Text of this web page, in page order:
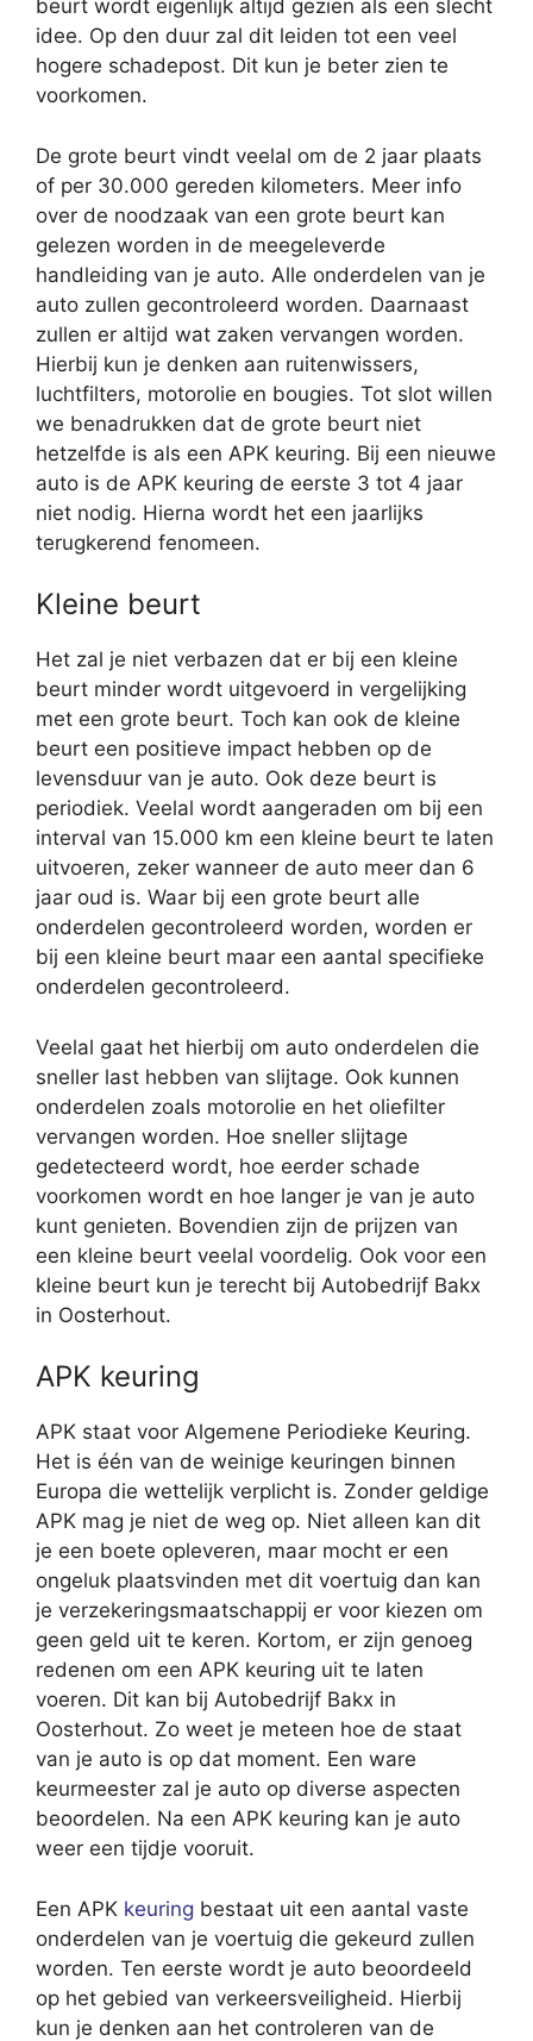
beurt wordt eigenlijk altijd gezien als een slecht
idee. Op den duur zal dit leiden tot een veel
hogere schadepost. Dit kun je beter zien te
voorkomen.
De grote beurt vindt veelal om de 2 jaar plaats
of per 30.000 gereden kilometers. Meer info
over de noodzaak van een grote beurt kan
gelezen worden in de meegeleverde
handleiding van je auto. Alle onderdelen van je
auto zullen gecontroleerd worden. Daarnaast
zullen er altijd wat zaken vervangen worden.
Hierbij kun je denken aan ruitenwissers,
luchtfilters, motorolie en bougies. Tot slot willen
we benadrukken dat de grote beurt niet
hetzelfde is als een APK keuring. Bij een nieuwe
auto is de APK keuring de eerste 3 tot 4 jaar
niet nodig. Hierna wordt het een jaarlijks
terugkerend fenomeen.
Kleine beurt
Het zal je niet verbazen dat er bij een kleine
beurt minder wordt uitgevoerd in vergelijking
met een grote beurt. Toch kan ook de kleine
beurt een positieve impact hebben op de
levensduur van je auto. Ook deze beurt is
periodiek. Veelal wordt aangeraden om bij een
interval van 15.000 km een kleine beurt te laten
uitvoeren, zeker wanneer de auto meer dan 6
jaar oud is. Waar bij een grote beurt alle
onderdelen gecontroleerd worden, worden er
bij een kleine beurt maar een aantal specifieke
onderdelen gecontroleerd.
Veelal gaat het hierbij om auto onderdelen die
sneller last hebben van slijtage. Ook kunnen
onderdelen zoals motorolie en het oliefilter
vervangen worden. Hoe sneller slijtage
gedetecteerd wordt, hoe eerder schade
voorkomen wordt en hoe langer je van je auto
kunt genieten. Bovendien zijn de prijzen van
een kleine beurt veelal voordelig. Ook voor een
kleine beurt kun je terecht bij Autobedrijf Bakx
in Oosterhout.
APK keuring
APK staat voor Algemene Periodieke Keuring.
Het is één van de weinige keuringen binnen
Europa die wettelijk verplicht is. Zonder geldige
APK mag je niet de weg op. Niet alleen kan dit
je een boete opleveren, maar mocht er een
ongeluk plaatsvinden met dit voertuig dan kan
je verzekeringsmaatschappij er voor kiezen om
geen geld uit te keren. Kortom, er zijn genoeg
redenen om een APK keuring uit te laten
voeren. Dit kan bij Autobedrijf Bakx in
Oosterhout. Zo weet je meteen hoe de staat
van je auto is op dat moment. Een ware
keurmeester zal je auto op diverse aspecten
beoordelen. Na een APK keuring kan je auto
weer een tijdje vooruit.
Een APK keuring bestaat uit een aantal vaste
onderdelen van je voertuig die gekeurd zullen
worden. Ten eerste wordt je auto beoordeeld
op het gebied van verkeersveiligheid. Hierbij
kun je denken aan het controleren van de